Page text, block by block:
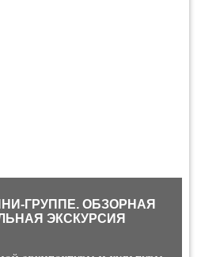
ГРУППЕ. ОБЗОРНАЯ
ЭКСКУРСИЯ